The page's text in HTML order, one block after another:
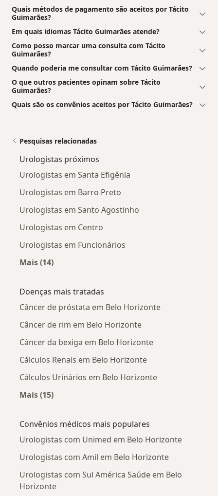
Quais métodos de pagamento são aceitos por Tácito
Guimarães?
Em quais idiomas Tácito Guimarães atende?
Como posso marcar uma consulta com Tácito
Guimarães?
Quando poderia me consultar com Tácito Guimarães?
O que outros pacientes opinam sobre Tácito
Guimarães?
Quais são os convênios aceitos por Tácito Guimarães?
Pesquisas relacionadas
Urologistas próximos
Urologistas em Santa Efigênia
Urologistas em Barro Preto
Urologistas em Santo Agostinho
Urologistas em Centro
Urologistas em Funcionários
Mais (14)
Doenças mais tratadas
Câncer de próstata em Belo Horizonte
Câncer de rim em Belo Horizonte
Câncer da bexiga em Belo Horizonte
Cálculos Renais em Belo Horizonte
Cálculos Urinários em Belo Horizonte
Mais (15)
Convênios médicos mais populares
Urologistas com Unimed em Belo Horizonte
Urologistas com Amil em Belo Horizonte
Urologistas com Sul América Saúde em Belo
Horizonte